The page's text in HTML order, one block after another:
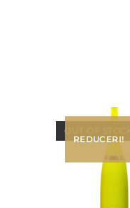
OUT OF STOCK
REDUCERI!